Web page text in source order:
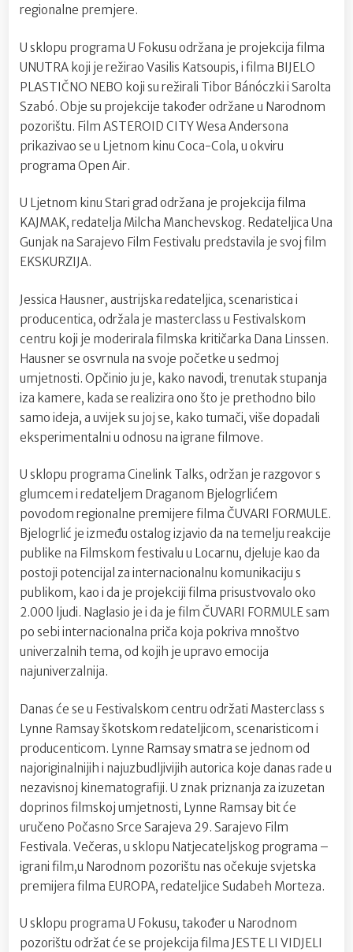
regionalne premjere.
U sklopu programa U Fokusu održana je projekcija filma
UNUTRA koji je režirao Vasilis Katsoupis, i filma BIJELO
PLASTIČNO NEBO koji su režirali Tibor Bánóczki i Sarolta
Szabó. Obje su projekcije također održane u Narodnom
pozorištu. Film ASTEROID CITY Wesa Andersona
prikazivao se u Ljetnom kinu Coca-Cola, u okviru
programa Open Air.
U Ljetnom kinu Stari grad održana je projekcija filma
KAJMAK, redatelja Milcha Manchevskog. Redateljica Una
Gunjak na Sarajevo Film Festivalu predstavila je svoj film
EKSKURZIJA.
Jessica Hausner, austrijska redateljica, scenaristica i
producentica, održala je masterclass u Festivalskom
centru koji je moderirala filmska kritičarka Dana Linssen.
Hausner se osvrnula na svoje početke u sedmoj
umjetnosti. Opčinio ju je, kako navodi, trenutak stupanja
iza kamere, kada se realizira ono što je prethodno bilo
samo ideja, a uvijek su joj se, kako tumači, više dopadali
eksperimentalni u odnosu na igrane filmove.
U sklopu programa Cinelink Talks, održan je razgovor s
glumcem i redateljem Draganom Bjelogrlićem
povodom regionalne premijere filma ČUVARI FORMULE.
Bjelogrlić je između ostalog izjavio da na temelju reakcije
publike na Filmskom festivalu u Locarnu, djeluje kao da
postoji potencijal za internacionalnu komunikaciju s
publikom, kao i da je projekciji filma prisustvovalo oko
2.000 ljudi. Naglasio je i da je film ČUVARI FORMULE sam
po sebi internacionalna priča koja pokriva mnoštvo
univerzalnih tema, od kojih je upravo emocija
najuniverzalnija.
Danas će se u Festivalskom centru održati Masterclass s
Lynne Ramsay škotskom redateljicom, scenaristicom i
producenticom. Lynne Ramsay smatra se jednom od
najoriginalnijih i najuzbudljivijih autorica koje danas rade u
nezavisnoj kinematografiji. U znak priznanja za izuzetan
doprinos filmskoj umjetnosti, Lynne Ramsay bit će
uručeno Počasno Srce Sarajeva 29. Sarajevo Film
Festivala. Večeras, u sklopu Natjecateljskog programa –
igrani film,u Narodnom pozorištu nas očekuje svjetska
premijera filma EUROPA, redateljice Sudabeh Morteza.
U sklopu programa U Fokusu, također u Narodnom
pozorištu održat će se projekcija filma JESTE LI VIDJELI